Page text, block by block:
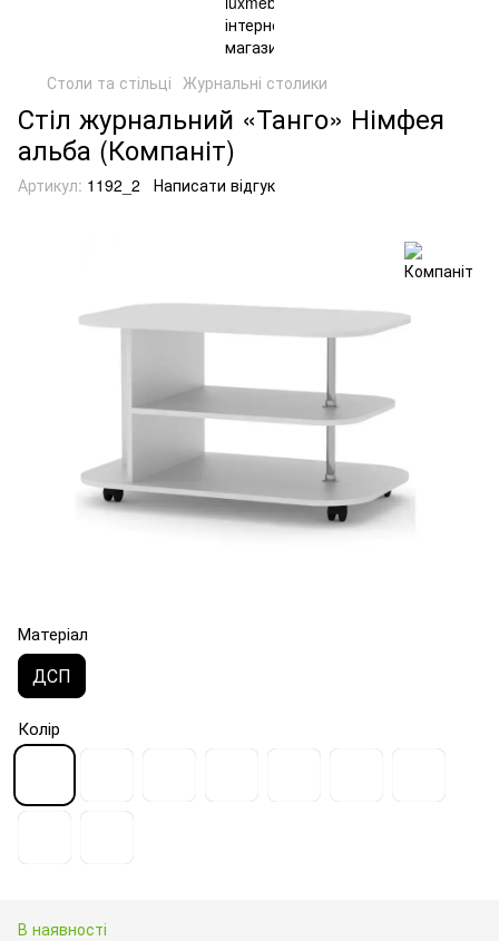
Столи та стільці Журнальні столики
Стіл журнальний «Танго» Німфея
альба (Компаніт)
Артикул: 1192_2 Написати відгук
Матеріал
ДСП
Колір
В наявності